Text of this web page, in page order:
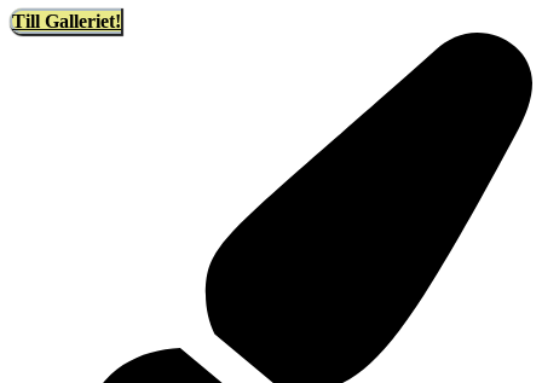
Till Galleriet!